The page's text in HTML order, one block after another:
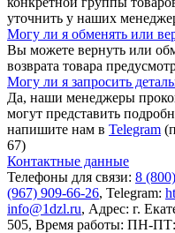
уточнить у наших
Могу ли я обменять или
Вы можете вернуть или
возврата товара
Могу ли я запросить
Да, наши менеджеры
могут представить
напишите нам в Telegram
67)
Контактные данные
Телефоны для связи: 8
(967) 909-66-26, Telegram:
info@1dzl.ru, Адрес: г.
505, Время работы: ПН-ПТ: